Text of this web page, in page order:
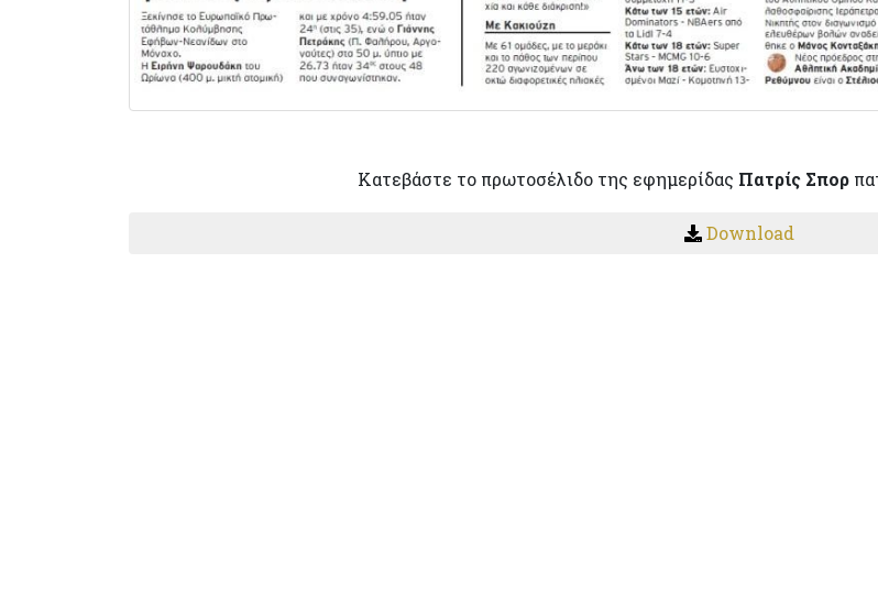
Κατεβάστε το πρωτοσέλιδο της εφημερίδας Πατρίς Σπορ
Download